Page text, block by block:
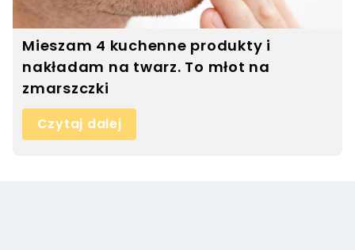
Mieszam 4 kuchenne produkty i
nakładam na twarz. To młot na
zmarszczki
Czytaj dalej